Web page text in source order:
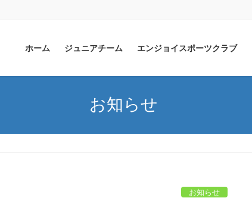
ホーム ジュニアチーム エンジョイスポーツクラブ
お知らせ
お知らせ